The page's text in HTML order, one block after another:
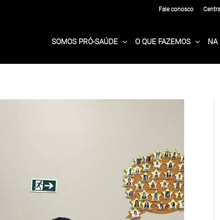
Fale conosco
SOMOS PRÓ-SAÚDE O QUE FAZEMOS NA